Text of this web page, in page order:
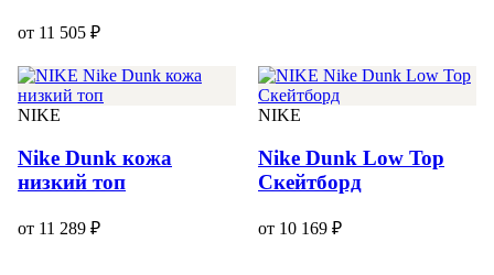
от 11 505 ₽
NIKE
Nike Dunk кожа
низкий топ
от 11 289 ₽
NIKE
Nike Dunk Low Top
Скейтборд
от 10 169 ₽